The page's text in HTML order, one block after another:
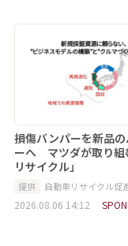
損傷バンパーを新品
ーへ マツダが取り組
リサイクル」
提供 自動車リサイクル促
2026.08.06 14:12